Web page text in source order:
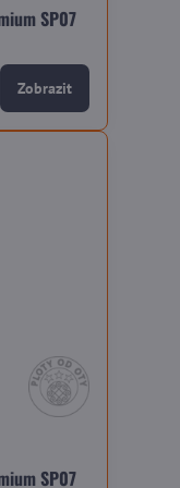
SP07
Zobrazit
SP07